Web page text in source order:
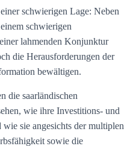
schwierigen Lage: Neben
schwierigen
lahmenden Konjunktur
die Herausforderungen der
bewältigen.
die saarländischen
wie ihre Investitions- und
sie angesichts der multiplen
sowie die